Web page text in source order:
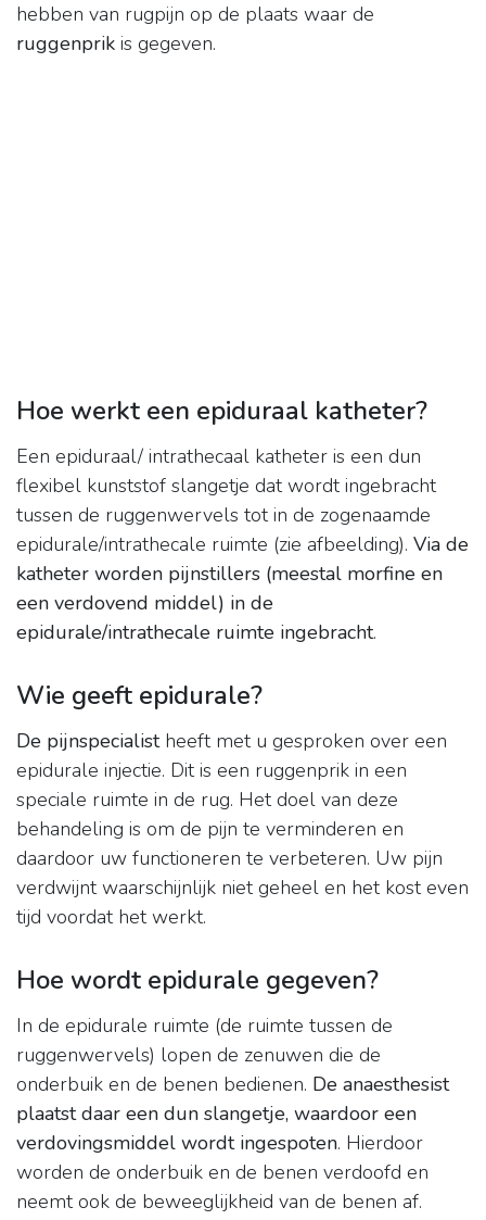
hebben van rugpijn op de plaats waar de
ruggenprik is gegeven.
Hoe werkt een epiduraal katheter?
Een epiduraal/ intrathecaal katheter is een dun
flexibel kunststof slangetje dat wordt ingebracht
tussen de ruggenwervels tot in de zogenaamde
epidurale/intrathecale ruimte (zie afbeelding). Via de
katheter worden pijnstillers (meestal morfine en
een verdovend middel) in de
epidurale/intrathecale ruimte ingebracht.
Wie geeft epidurale?
De pijnspecialistheeft met u gesproken over een
epidurale injectie. Dit is een ruggenprik in een
speciale ruimte in de rug. Het doel van deze
behandeling is om de pijn te verminderen en
daardoor uw functioneren te verbeteren. Uw pijn
verdwijnt waarschijnlijk niet geheel en het kost even
tijd voordat het werkt.
Hoe wordt epidurale gegeven?
In de epidurale ruimte (de ruimte tussen de
ruggenwervels) lopen de zenuwen die de
onderbuik en de benen bedienen. De anaesthesist
plaatst daar een dun slangetje, waardoor een
verdovingsmiddel wordt ingespoten. Hierdoor
worden de onderbuik en de benen verdoofd en
neemt ook de beweeglijkheid van de benen af.